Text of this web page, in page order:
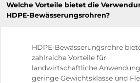
Welche Vorteile bietet die
HDPE-Bewässerungsrohren?
HDPE-Bewässerungsrohre
zahlreiche Vorteile für
landwirtschaftliche
geringe Gewichtsklasse und